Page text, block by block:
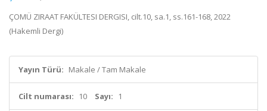
ÇOMÜ ZIRAAT FAKÜLTESI DERGISI, cilt.10, sa.1, ss.161-168, 2022
(Hakemli Dergi)
Yayın Türü: Makale / Tam Makale
Cilt numarası: 10 Sayı: 1